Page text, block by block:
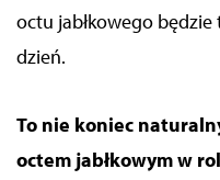
octu jabłkowego będzie
dzień.
To nie koniec
octem jabłkowym w